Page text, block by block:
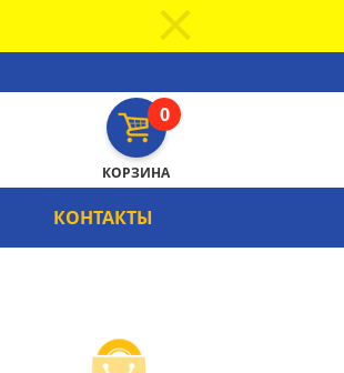
0
КОРЗИНА
КОНТАКТЫ